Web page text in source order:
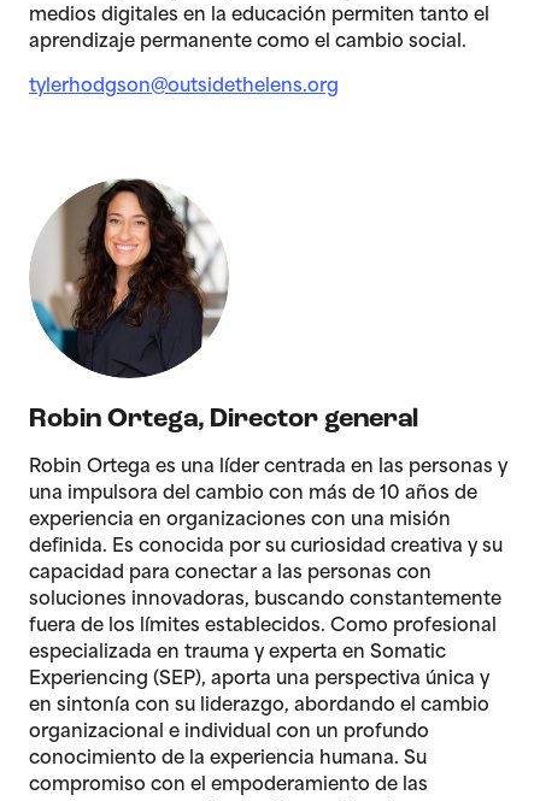
medios digitales en la educación permiten tanto el
aprendizaje permanente como el cambio social.
tylerhodgson@outsidethelens.org
Robin Ortega, Director general
Robin Ortega es una líder centrada en las personas y
una impulsora del cambio con más de 10 años de
experiencia en organizaciones con una misión
definida. Es conocida por su curiosidad creativa y su
capacidad para conectar a las personas con
soluciones innovadoras, buscando constantemente
fuera de los límites establecidos. Como profesional
especializada en trauma y experta en Somatic
Experiencing (SEP), aporta una perspectiva única y
en sintonía con su liderazgo, abordando el cambio
organizacional e individual con un profundo
conocimiento de la experiencia humana. Su
compromiso con el empoderamiento de las